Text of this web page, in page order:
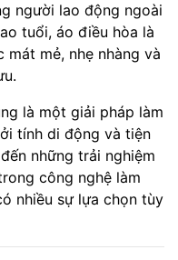
người lao động ngoài
tuổi, áo điều hòa là
mát mẻ, nhẹ nhàng và
là một giải pháp làm
tính di động và tiện
những trải nghiệm
công nghệ làm
nhiều sự lựa chọn tùy